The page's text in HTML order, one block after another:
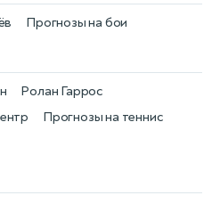
Прогнозы на бои
Прогнозы на теннис
Ролан Гаррос